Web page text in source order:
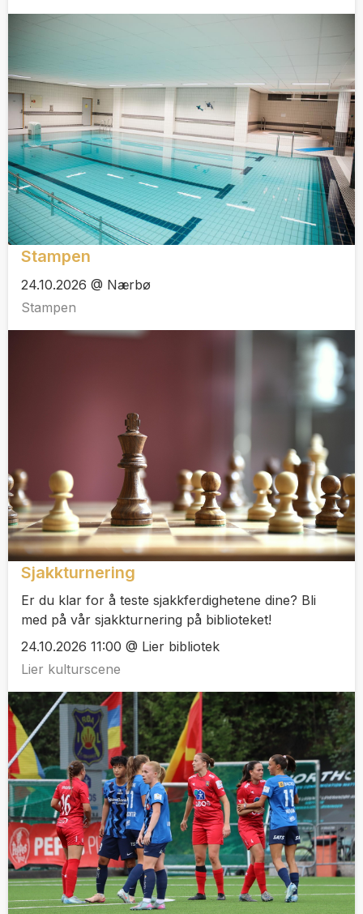
Stampen
24.10.2026 @ Nærbø
Stampen
Sjakkturnering
Er du klar for å teste sjakkferdighetene dine? Bli
med på vår sjakkturnering på biblioteket!
24.10.2026 11:00 @ Lier bibliotek
Lier kulturscene